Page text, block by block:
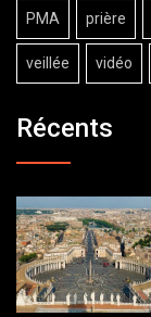
PMA prière
veillée vidéo
Récents